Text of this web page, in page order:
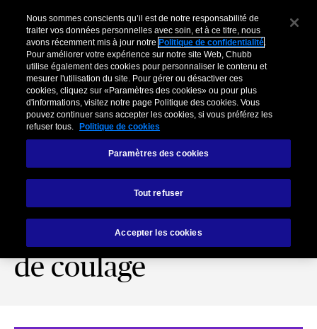
Podcast sur la
prévention des risques
viticoles et du risque
de coulage
Nous sommes conscients qu’il est de notre responsabilité de
traiter vos données personnelles avec soin, et à ce titre, nous
avons récemment mis à jour notre Politique de confidentialité.
Pour améliorer votre expérience sur notre site Web, Chubb
utilise également des cookies pour personnaliser le contenu et
mesurer l'utilisation du site. Pour gérer ou désactiver ces
cookies, cliquez sur «Paramètres des cookies» ou pour plus
d'informations, visitez notre page Politique des cookies. Vous
pouvez continuer sans accepter les cookies, si vous préférez les
refuser tous.
Politique de cookies
Paramètres des cookies
Tout refuser
Accepter les cookies